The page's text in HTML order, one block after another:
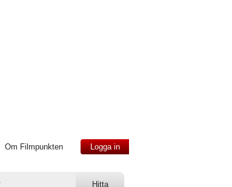
Om Filmpunkten Logga in